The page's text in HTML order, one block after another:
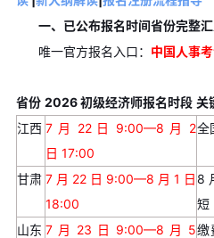
一、已公布报名时间省份完整
唯一官方报名入口： 中国人事
省份 2026 初级经济师报名时段 关
江西 7 月 22 日 9:00—8 月 2
日 17:00
全
甘肃 7 月 22 日 9:00—8 月 1 日
18:00
8
短
山东 7 月 23 日 9:00—8 月 5缴